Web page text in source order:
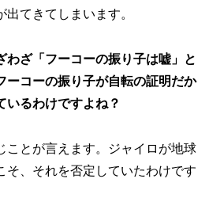
てきてしまいます。
わざ「フーコーの振り子は嘘」と
ーコーの振り子が自転の証明だか
いるわけですよね？
ことが言えます。ジャイロが地球
そ、それを否定していたわけです